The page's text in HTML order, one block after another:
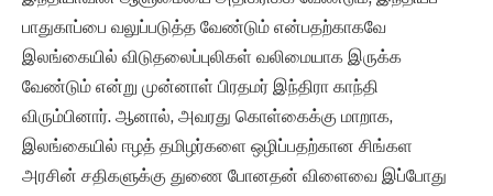
பாதுகாப்பை வலுப்படுத்த வேண்டும் என்பதற்காகவே
இலங்கையில் விடுதலைப்புலிகள் வலிமையாக இருக்க
வேண்டும் என்று முன்னாள் பிரதமர் இந்திரா காந்தி
விரும்பினார். ஆனால், அவரது கொள்கைக்கு மாறாக,
இலங்கையில் ஈழத் தமிழர்களை ஒழிப்பதற்கான சிங்கள
அரசின் சதிகளுக்கு துணை போனதன் விளைவை இப்போது